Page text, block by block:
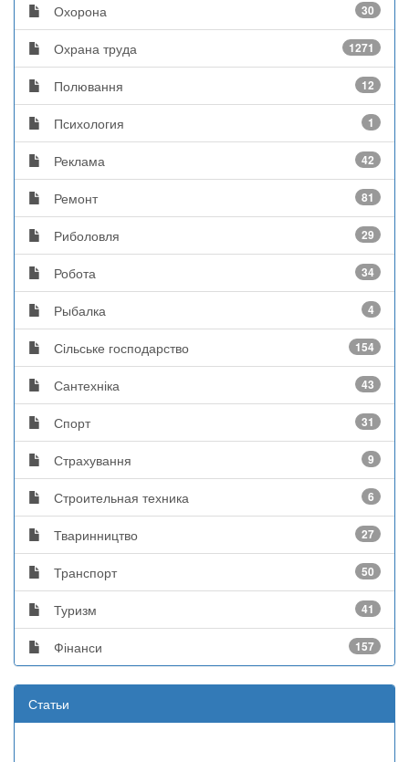
Охорона 30
Охрана труда 1271
Полювання 12
Психология 1
Реклама 42
Ремонт 81
Риболовля 29
Робота 34
Рыбалка 4
Сільське господарство 154
Сантехніка 43
Спорт 31
Страхування 9
Строительная техника 6
Тваринництво 27
Транспорт 50
Туризм 41
Фінанси 157
Статьи